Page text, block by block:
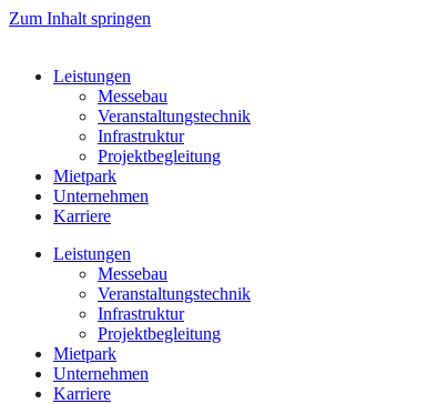
Zum Inhalt springen
Leistungen
Messebau
Veranstaltungstechnik
Infrastruktur
Projektbegleitung
Mietpark
Unternehmen
Karriere
Leistungen
Messebau
Veranstaltungstechnik
Infrastruktur
Projektbegleitung
Mietpark
Unternehmen
Karriere